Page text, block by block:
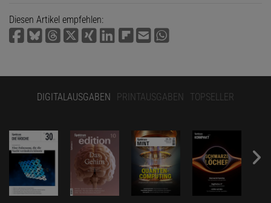
Diesen Artikel empfehlen:
DIGITALAUSGABEN PRINTAUSGABEN TOPSELLER